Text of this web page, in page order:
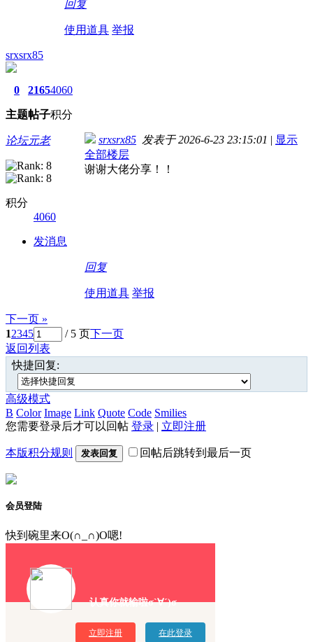
回复
使用道具 举报
srxsrx85
0
主题
2165
帖子
4060
积分
论坛元老
积分
4060
发消息
srxsrx85 发表于 2026-6-23 23:15:01 | 显示
全部楼层
谢谢大佬分享！！
回复
使用道具 举报
下一页 »
12345 / 5 页下一页
返回列表
快捷回复:
高级模式
B Color Image Link Quote Code Smilies
您需要登录后才可以回帖 登录 | 立即注册
本版积分规则 发表回复 回帖后跳转到最后一页
会员登陆
快到碗里来O(∩_∩)O嗯!
认真你就输啦σ`∀´)σ
立即注册 在此登录